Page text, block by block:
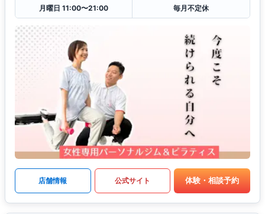
月曜日 11:00〜21:00
毎月不定休
店舗情報 公式サイト 体験・相談予約